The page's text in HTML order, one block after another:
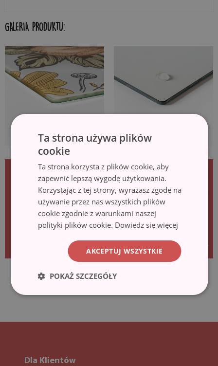
GALERIA PRODUKTU:
Dla Klientów
Ta strona używa plików
cookie
Ta strona korzysta z plików cookie, aby
zapewnić lepszą wygodę użytkowania.
Korzystając z tej strony, wyrażasz zgodę na
używanie przez nas wszystkich plików
cookie zgodnie z warunkami naszej
polityki plików cookie. Dowiedz się więcej
AKCEPTUJ WSZYSTKIE
POKAŻ SZCZEGÓŁY